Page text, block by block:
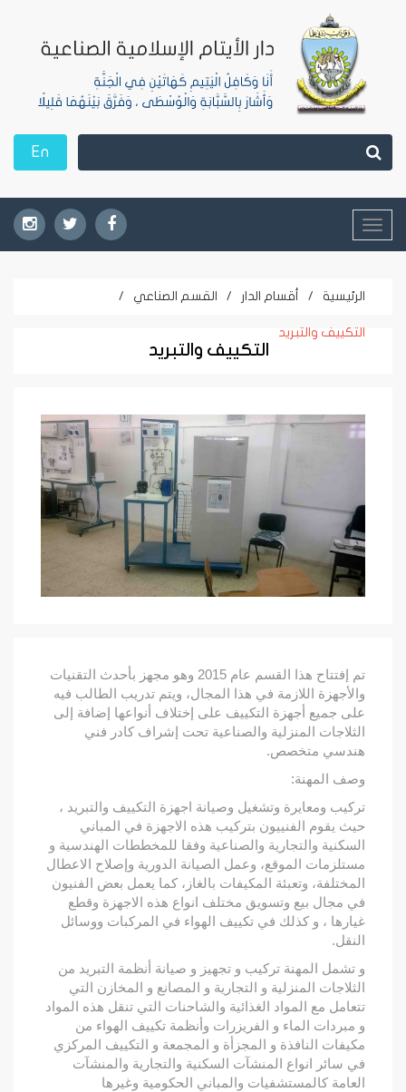
En
Toggle
navigation
الرئيسية / أقسام الدار / القسم الصناعي /
التكييف والتبريد
التكييف والتبريد
تم إفتتاح هذا القسم عام 2015 وهو مجهز بأحدث التقنيات
والأجهزة اللازمة في هذا المجال، ويتم تدريب الطالب فيه
على جميع أجهزة التكييف على إختلاف أنواعها إضافة إلى
الثلاجات المنزلية والصناعية تحت إشراف كادر فني
هندسي متخصص.
وصف المهنة:
تركيب ومعايرة وتشغيل وصيانة اجهزة التكييف والتبريد ،
حيث يقوم الفنييون بتركيب هذه الاجهزة في المباني
السكنية والتجارية والصناعية وفقا للمخططات الهندسية و
مستلزمات الموقع، وعمل الصيانة الدورية وإصلاح الاعطال
المختلفة، وتعبئة المكيفات بالغاز، كما يعمل بعض الفنيون
في مجال بيع وتسويق مختلف انواع هذه الاجهزة وقطع
غيارها ، و كذلك في تكييف الهواء في المركبات ووسائل
النقل.
و تشمل المهنة تركيب و تجهيز و صيانة أنظمة التبريد من
الثلاجات المنزلية و التجارية و المصانع و المخازن التي
تتعامل مع المواد الغذائية والشاحنات التي تنقل هذه المواد
و مبردات الماء و الفريزرات وأنظمة تكييف الهواء من
مكيفات النافذة و المجزأة و المجمعة و التكييف المركزي
في سائر انواع المنشآت السكنية والتجارية والمنشآت
العامة كالمستشفيات والمباني الحكومية وغيرها